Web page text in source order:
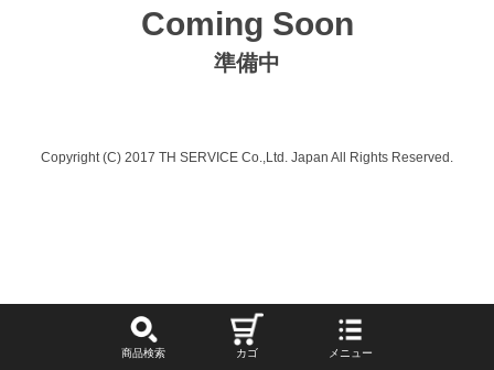
Coming Soon
準備中
Copyright (C) 2017 TH SERVICE Co.,Ltd. Japan All Rights Reserved.
商品検索 カゴ メニュー